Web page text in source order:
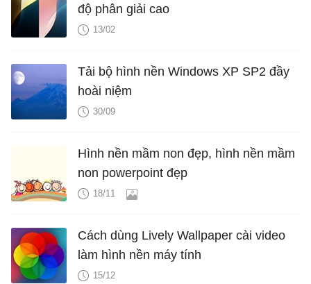
độ phân giải cao
13/02
Tải bộ hình nền Windows XP SP2 đầy
hoài niệm
30/09
Hình nền mầm non đẹp, hình nền mầm
non powerpoint đẹp
18/11
Cách dùng Lively Wallpaper cài video
làm hình nền máy tính
15/12